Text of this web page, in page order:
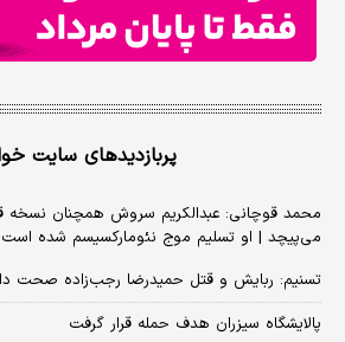
پربازدیدهای سایت
محمد قوچانی: عبدالکریم سروش همچنان نسخه
می‌پیچد | او تسلیم موج نئومارکسیسم شده است
تسنیم: ربایش و قتل حمیدرضا رجب‌زاده صحت
پالایشگاه سیزران هدف حمله قرار گرفت